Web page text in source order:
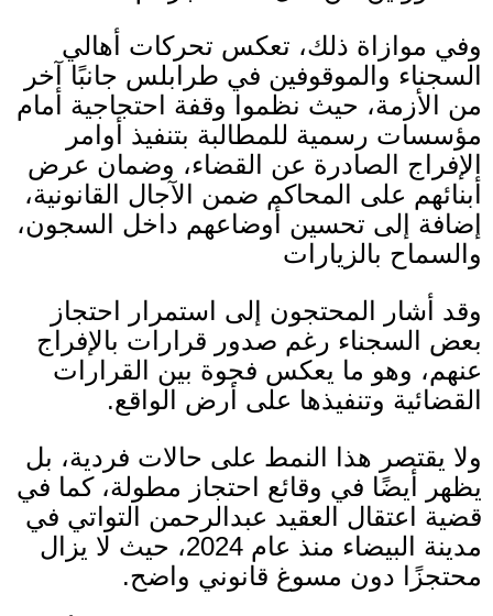
وفي موازاة ذلك، تعكس تحركات أهالي
السجناء والموقوفين في طرابلس جانبًا آخر
من الأزمة، حيث نظموا وقفة احتجاجية أمام
مؤسسات رسمية للمطالبة بتنفيذ أوامر
الإفراج الصادرة عن القضاء، وضمان عرض
أبنائهم على المحاكم ضمن الآجال القانونية،
إضافة إلى تحسين أوضاعهم داخل السجون،
والسماح بالزيارات
وقد أشار المحتجون إلى استمرار احتجاز
بعض السجناء رغم صدور قرارات بالإفراج
عنهم، وهو ما يعكس فجوة بين القرارات
القضائية وتنفيذها على أرض الواقع.
ولا يقتصر هذا النمط على حالات فردية، بل
يظهر أيضًا في وقائع احتجاز مطولة، كما في
قضية اعتقال العقيد عبدالرحمن التواتي في
مدينة البيضاء منذ عام 2024، حيث لا يزال
محتجزًا دون مسوغ قانوني واضح.